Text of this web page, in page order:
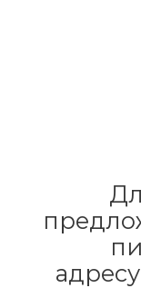
адресу